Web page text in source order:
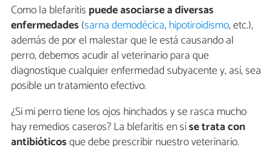
Como la blefaritis puede asociarse a diversas
enfermedades (sarna demodécica,hipotiroidismo, etc.),
además de por el malestar que le está causando al
perro, debemos acudir al veterinario para que
diagnostique cualquier enfermedad subyacente y, así, sea
posible un tratamiento efectivo.
¿Si mi perro tiene los ojos hinchados y se rasca mucho
hay remedios caseros? La blefaritis en síse trata con
antibióticosque debe prescribir nuestro veterinario.